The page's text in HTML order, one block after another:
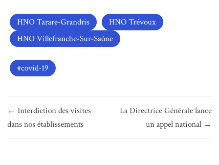
HNO Tarare-Grandris
HNO Trévoux
HNO Villefranche-Sur-Saône
covid-19
de
l’article
← Interdiction des visites
dans nos établissements
La Directrice Générale lance
un appel national →